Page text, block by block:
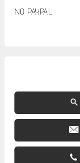
NO PAYPAL